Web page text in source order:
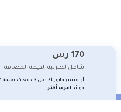
170 رس
شامل لضريبة القيمة المضافة
أو قسم فاتورتك على 3 دفعات بقيمة
فوائد اعرف أكثر